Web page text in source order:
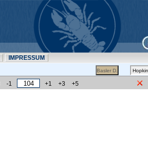
IMPRESSUM
-1 +1 +3 +5